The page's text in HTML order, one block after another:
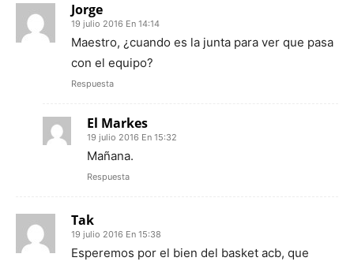
Jorge
19 julio 2016 En 14:14
Maestro, ¿cuando es la junta para ver que pasa
con el equipo?
Respuesta
El Markes
19 julio 2016 En 15:32
Mañana.
Respuesta
Tak
19 julio 2016 En 15:38
Esperemos por el bien del basket acb, que